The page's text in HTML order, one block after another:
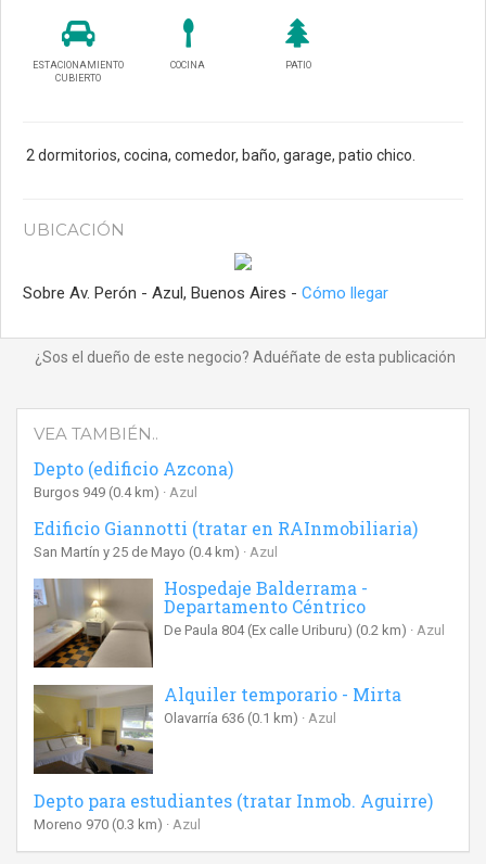
ESTACIONAMIENTO
CUBIERTO
COCINA PATIO
2 dormitorios, cocina, comedor, baño, garage, patio chico.
UBICACIÓN
Sobre Av. Perón - Azul, Buenos Aires - Cómo llegar
¿Sos el dueño de este negocio? Aduéñate de esta publicación
VEA TAMBIÉN..
Depto (edificio Azcona)
Burgos 949 (0.4 km) Azul
Edificio Giannotti (tratar en RAInmobiliaria)
San Martín y 25 de Mayo (0.4 km) Azul
Hospedaje Balderrama -
Departamento Céntrico
De Paula 804 (Ex calle Uriburu) (0.2 km) Azul
Alquiler temporario - Mirta
Olavarría 636 (0.1 km) Azul
Depto para estudiantes (tratar Inmob. Aguirre)
Moreno 970 (0.3 km) Azul